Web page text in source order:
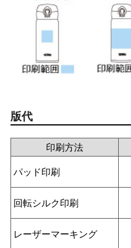
版代
印刷方法
パッド印刷
回転シルク印刷
レーザーマーキング